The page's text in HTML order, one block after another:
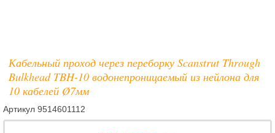
Кабельный проход через переборку Scanstrut Through
Bulkhead TBH-10 водонепроницаемый из нейлона для
10 кабелей Ø7мм
Артикул 9514601112